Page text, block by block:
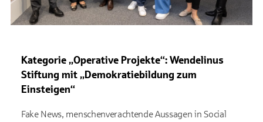
Kategorie „Operative Projekte“: Wendelinus
Stiftung mit „Demokratiebildung zum
Einsteigen“
Fake News, menschenverachtende Aussagen in Social